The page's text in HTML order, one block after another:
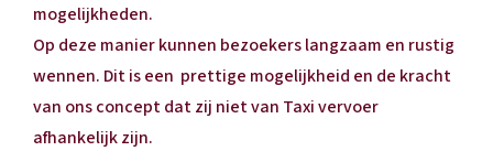
mogelijkheden.
Op deze manier kunnen bezoekers langzaam en rustig
wennen. Dit is een prettige mogelijkheid en de kracht
van ons concept dat zij niet van Taxi vervoer
afhankelijk zijn.